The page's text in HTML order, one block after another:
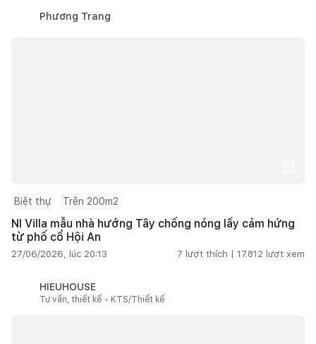
Phương Trang
Biệt thự Trên 200m2
NI Villa mẫu nhà hướng Tây chống nóng lấy cảm hứng
từ phố cổ Hội An
27/06/2026, lúc 20:13 7 lượt thích | 17.812 lượt xem
HIEUHOUSE
Tư vấn, thiết kế - KTS/Thiết kế